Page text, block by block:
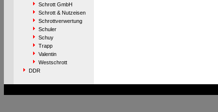
Schrott GmbH
Schrott & Nutzeisen
Schrottverwertung
Schuler
Schuy
Trapp
Valentin
Westschrott
DDR